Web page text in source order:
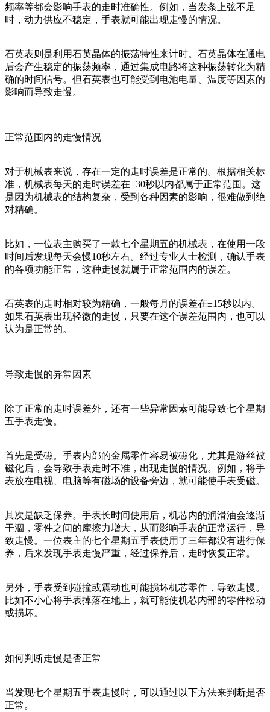
频率等都会影响手表的走时准确性。例如，当发条上弦不足
时，动力供应不稳定，手表就可能出现走慢的情况。
石英表则是利用石英晶体的振荡特性来计时。石英晶体在通电
后会产生稳定的振荡频率，通过集成电路将这种振荡转化为精
确的时间信号。但石英表也可能受到电池电量、温度等因素的
影响而导致走慢。
正常范围内的走慢情况
对于机械表来说，存在一定的走时误差是正常的。根据相关标
准，机械表每天的走时误差在±30秒以内都属于正常范围。这
是因为机械表的结构复杂，受到各种因素的影响，很难做到绝
对精确。
比如，一位表主购买了一款七个星期五的机械表，在使用一段
时间后发现每天会慢10秒左右。经过专业人士检测，确认手表
的各项功能正常，这种走慢就属于正常范围内的误差。
石英表的走时相对较为精确，一般每月的误差在±15秒以内。
如果石英表出现轻微的走慢，只要在这个误差范围内，也可以
认为是正常的。
导致走慢的异常因素
除了正常的走时误差外，还有一些异常因素可能导致七个星期
五手表走慢。
首先是受磁。手表内部的金属零件容易被磁化，尤其是游丝被
磁化后，会导致手表走时不准，出现走慢的情况。例如，将手
表放在电视、电脑等有磁场的设备旁边，就可能使手表受磁。
其次是缺乏保养。手表长时间使用后，机芯内的润滑油会逐渐
干涸，零件之间的摩擦力增大，从而影响手表的正常运行，导
致走慢。一位表主的七个星期五手表使用了三年都没有进行保
养，后来发现手表走慢严重，经过保养后，走时恢复正常。
另外，手表受到碰撞或震动也可能损坏机芯零件，导致走慢。
比如不小心将手表掉落在地上，就可能使机芯内部的零件松动
或损坏。
如何判断走慢是否正常
当发现七个星期五手表走慢时，可以通过以下方法来判断是否
正常。